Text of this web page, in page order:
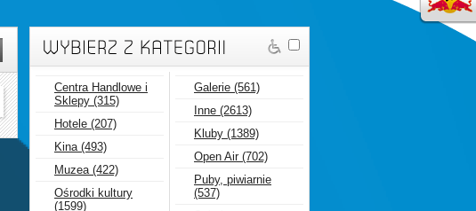
Centra Handlowe i
Sklepy (315)
Hotele (207)
Kina (493)
Muzea (422)
Ośrodki kultury
(1599)
Galerie (561)
Inne (2613)
Kluby (1389)
Open Air (702)
Puby, piwiarnie
(537)